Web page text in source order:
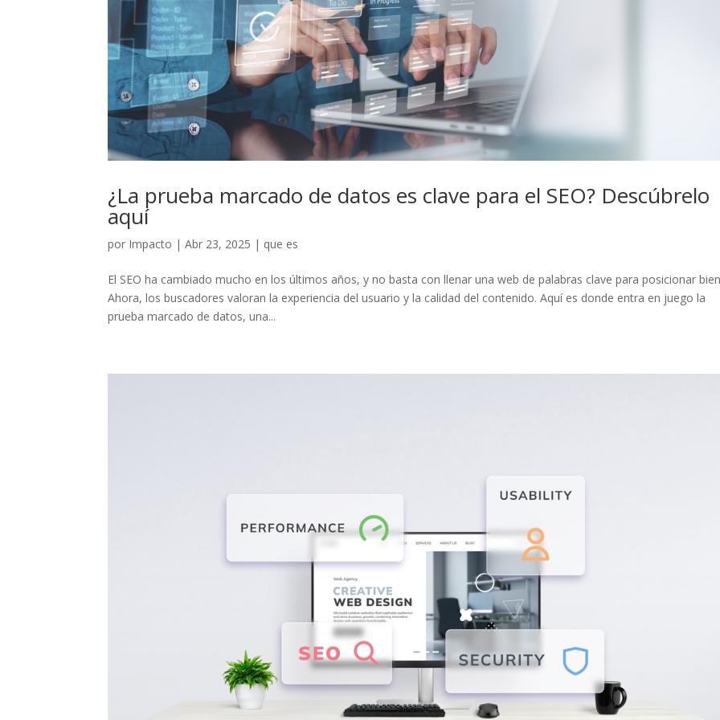
¿La prueba marcado de datos es clave para el SEO? Descúbrelo
aquí
por Impacto |Abr 23, 2025 | que es
El SEO ha cambiado mucho en los últimos años, y no basta con llenar una web de palabras clave para posicionar
Ahora, los buscadores valoran la experiencia del usuario y la calidad del contenido. Aquí es donde entra en juego la
prueba marcado de datos, una...